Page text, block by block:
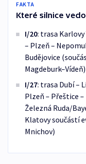
FAKTA
Které silnice
I/20: trasa Karlovy
– Plzeň –
Budějovice
Magdeburk–Vídeň)
I/27: trasa Dubí –
Plzeň – Přeštice
Železná Ruda/
Klatovy součástí
Mnichov)